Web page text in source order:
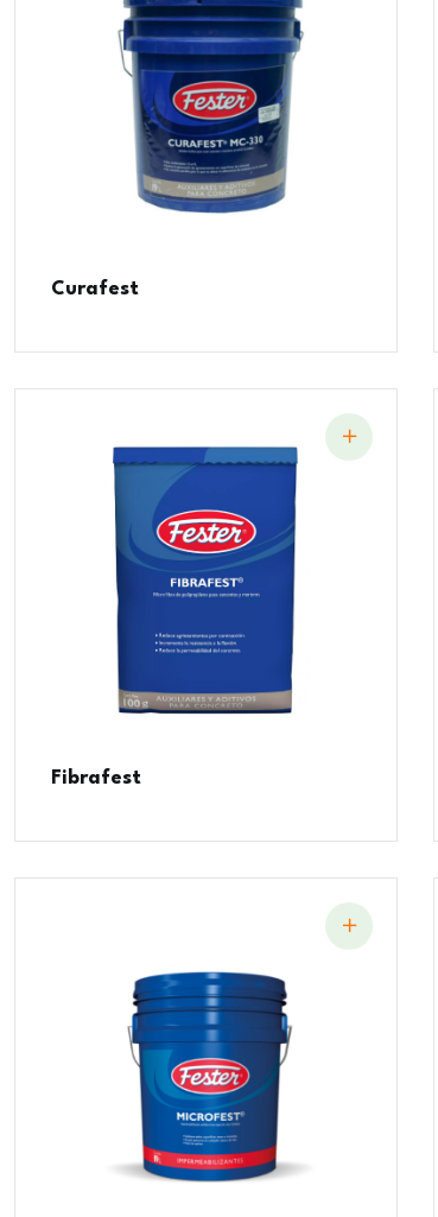
Curafest
Fibrafest